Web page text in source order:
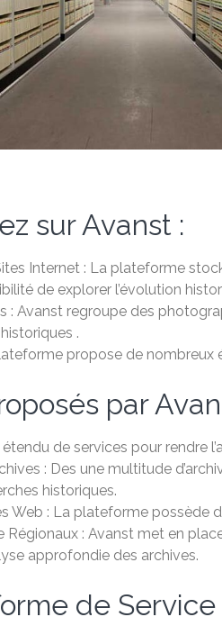
sur Avanst :
Internet : La plateforme
de explorer l’évolution
: Avanst regroupe des
.
propose de
par
de services pour rendre
: Des une multitude
historiques.
Web : La plateforme
Régionaux : Avanst met en
approfondie des archives.
de Service